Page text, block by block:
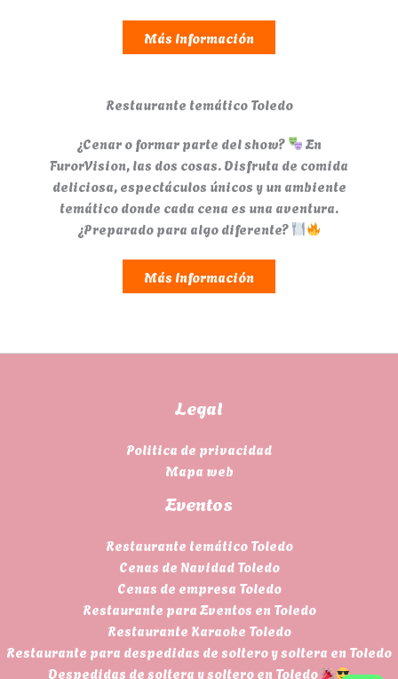
Más Información
Restaurante temático Toledo
¿Cenar o formar parte del show?
En
FurorVision, las dos cosas. Disfruta de comida
deliciosa, espectáculos únicos y un ambiente
temático donde cada cena es una aventura.
¿Preparado para algo diferente?
Más Información
Legal
Politica de privacidad
Mapa web
Eventos
Restaurante temático Toledo
Cenas de Navidad Toledo
Cenas de empresa Toledo
Restaurante para Eventos en Toledo
Restaurante Karaoke Toledo
Restaurante para despedidas de soltero y soltera en Toledo
Despedidas de soltera y soltero en Toledo